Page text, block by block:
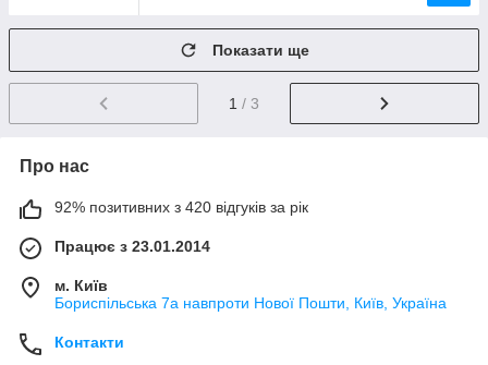
Показати ще
1 / 3
Про нас
92% позитивних з 420 відгуків за рік
Працює з 23.01.2014
м. Київ
Бориспільська 7а навпроти Нової Пошти, Київ, Україна
Контакти